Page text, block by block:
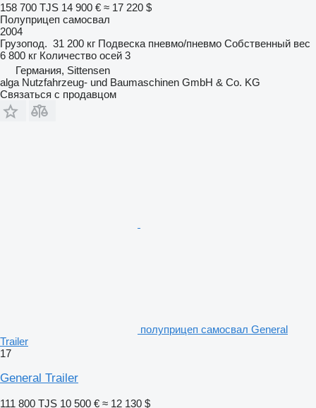
158 700 TJS 14 900 € ≈ 17 220 $
Полуприцеп самосвал
2004
Грузопод. 31 200 кг Подвеска пневмо/пневмо Собственный вес
6 800 кг Количество осей 3
Германия, Sittensen
alga Nutzfahrzeug- und Baumaschinen GmbH & Co. KG
Связаться с продавцом
полуприцеп самосвал General
Trailer
17
General Trailer
111 800 TJS 10 500 € ≈ 12 130 $